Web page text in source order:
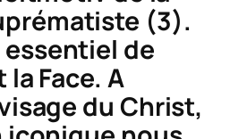
(3).
essentiel de
la Face. A
du Christ,